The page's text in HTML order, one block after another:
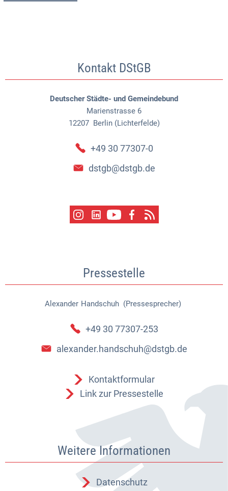
Kontakt DStGB
Deutscher Städte- und Gemeindebund
Marienstrasse 6
12207 Berlin (Lichterfelde)
+49 30 77307-0
dstgb@dstgb.de
Pressestelle
Alexander Handschuh (Pressesprecher)
Alexander Handschuh
+49 30 77307-253
alexander.handschuh@dstgb.de
Kontaktformular
Link zur Pressestelle
Weitere Informationen
Datenschutz